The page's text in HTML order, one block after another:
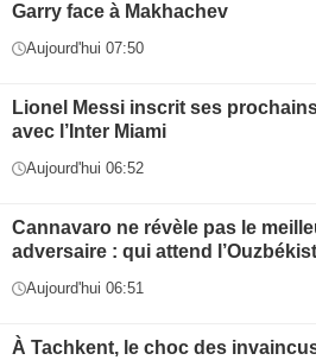
Garry face à Makhachev
Aujourd'hui 07:50
Lionel Messi inscrit ses
avec l’Inter Miami
Aujourd'hui 06:52
Cannavaro ne révèle pas le
adversaire : qui attend
Aujourd'hui 06:51
À Tachkent, le choc des